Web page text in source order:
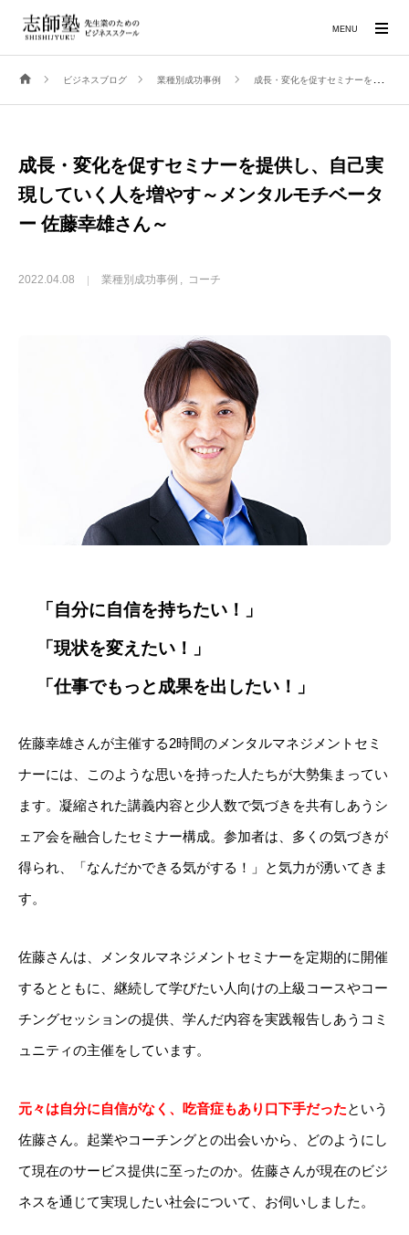
ビジネスブログ 業種別成功事例 成長・変化を促すセミナーを提供し、自己実現していく人を増やす～メンタルモチベーター 佐藤幸雄さん～
成長・変化を促すセミナーを提供し、自己実
現していく人を増やす～メンタルモチベータ
ー 佐藤幸雄さん～
2022.04.08 業種別成功事例 コーチ
「自分に自信を持ちたい！」
「現状を変えたい！」
「仕事でもっと成果を出したい！」
佐藤幸雄さんが主催する2時間のメンタルマネジメントセミ
ナーには、このような思いを持った人たちが大勢集まってい
ます。凝縮された講義内容と少人数で気づきを共有しあうシ
ェア会を融合したセミナー構成。参加者は、多くの気づきが
得られ、「なんだかできる気がする！」と気力が湧いてきま
す。
佐藤さんは、メンタルマネジメントセミナーを定期的に開催
するとともに、継続して学びたい人向けの上級コースやコー
チングセッションの提供、学んだ内容を実践報告しあうコミ
ュニティの主催をしています。
元々は自分に自信がなく、吃音症もあり口下手だったという
佐藤さん。起業やコーチングとの出会いから、どのようにし
て現在のサービス提供に至ったのか。佐藤さんが現在のビジ
ネスを通じて実現したい社会について、お伺いしました。
MENU